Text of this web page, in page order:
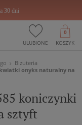
30 dni
ULUBIONE KOSZYK
0
Biżuteria
onyks naturalny na
koniczynki
sztyft